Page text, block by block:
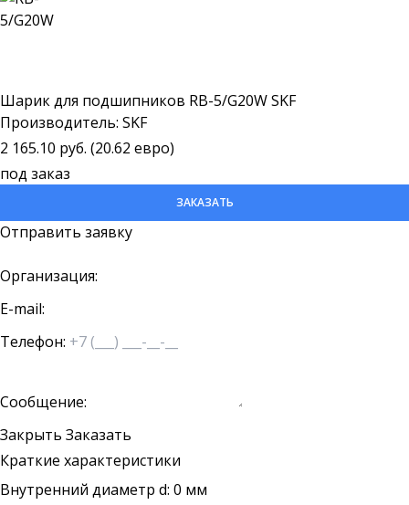
Шарик для подшипников RB-5/G20W SKF
Производитель: SKF
2 165.10 руб. (20.62 евро)
под заказ
ЗАКАЗАТЬ
Отправить заявку
Организация:
E-mail:
Телефон:
Сообщение:
Закрыть Заказать
Краткие характеристики
Внутренний диаметр d: 0 мм